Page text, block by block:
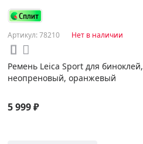
Артикул: 78210 Нет в наличии
Ремень Leica Sport для биноклей,
неопреновый, оранжевый
5 999 ₽